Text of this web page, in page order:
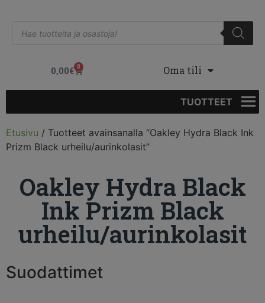
0,00€ 0 Oma tili
TUOTTEET
Etusivu / Tuotteet avainsanalla “Oakley Hydra Black Ink
Prizm Black urheilu/aurinkolasit”
Oakley Hydra Black
Ink Prizm Black
urheilu/aurinkolasit
Suodattimet